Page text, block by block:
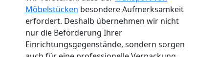
Möbelstücken besondere Aufmerksamkeit
erfordert. Deshalb übernehmen wir nicht
nur die Beförderung Ihrer
Einrichtungsgegenstände, sondern sorgen
Leonding